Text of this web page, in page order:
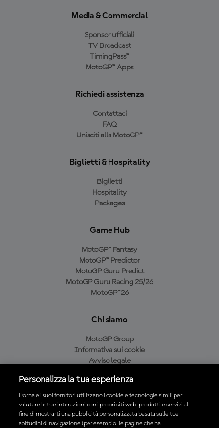
Media & Commercial
Sponsor ufficiali
TV Broadcast
TimingPass™
MotoGP™ Apps
Richiedi assistenza
Contattaci
FAQ
Unisciti alla MotoGP™
Biglietti & Hospitality
Biglietti
Hospitality
Packages
Game Hub
MotoGP™ Fantasy
MotoGP™ Predictor
MotoGP Guru Predict
MotoGP Guru Racing 25/26
MotoGP™26
Chi siamo
MotoGP Group
Informativa sui cookie
Avviso legale
Condizioni di acquisto
Scarica l'app ufficiale MotoGP™
Personalizza la tua esperienza
Dorna e i suoi fornitori utilizzano i cookie e tecnologie simili per
valutare le tue interazioni con i propri siti web, prodotti e servizi al
fine di mostrarti una pubblicità personalizzata basata sulle tue
abitudini di navigazione (per esempio, le pagine che ha